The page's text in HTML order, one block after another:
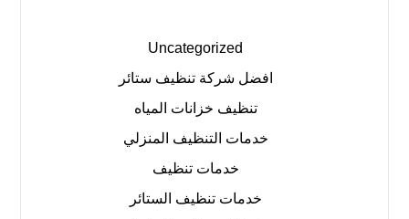
Uncategorized
افضل شركة تنظيف ستائر
تنظيف خزانات المياه
خدمات التنظيف المنزلي
خدمات تنظيف
خدمات تنظيف الستائر